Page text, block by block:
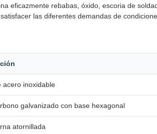
eficazmente rebabas, óxido, escoria de
las diferentes demandas de
acero inoxidable
galvanizado con base hexagonal
atornillada